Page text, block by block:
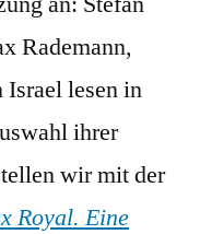
Rademann,
lesen in
ihrer
wir mit der
Royal. Eine